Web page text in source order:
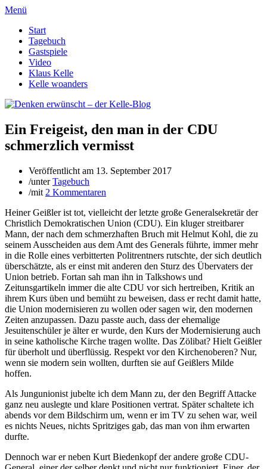
Menü
Start
Tagebuch
Gastspiele
Video
Klaus Kelle
Kelle woanders
Ein Freigeist, den man in der CDU
schmerzlich vermisst
Veröffentlicht am 13. September 2017
/unterTagebuch
/mit 2 Kommentaren
Heiner Geißler ist tot, vielleicht der letzte große Generalsekretär der
Christlich Demokratischen Union (CDU). Ein kluger streitbarer
Mann, der nach dem schmerzhaften Bruch mit Helmut Kohl, die zu
seinem Ausscheiden aus dem Amt des Generals führte, immer mehr
in die Rolle eines verbitterten Politrentners rutschte, der sich deutlich
überschätzte, als er einst mit anderen den Sturz des Übervaters der
Union betrieb. Fortan sah man ihn in Talkshows und
Zeitunsgartikeln immer die alte CDU vor sich hertreiben, Kritik an
ihrem Kurs üben und bemüht zu beweisen, dass er recht damit hatte,
die Union modernisieren zu wollen oder sagen wir, den modernen
Zeiten anzupassen. Dazu passte auch, dass der ehemalige
Jesuitenschüler je älter er wurde, den Kurs der Modernisierung auch
in seine katholische Kirche tragen wollte. Das Zölibat? Hielt Geißler
für überholt und überflüssig. Respekt vor den Kirchenoberen? Nur,
wenn sie modern sein wollten, durften sie auf Geißlers Milde
hoffen.
Als Jungunionist jubelte ich dem Mann zu, der den Begriff Attacke
ganz neu auslegte und klare Positionen vertrat. Später schaltete ich
abends vor dem Bildschirm um, wenn er im TV zu sehen war, weil
es nichts Neues, nichts Spritziges gab, das man von ihm erwarten
durfte.
Dennoch war er neben Kurt Biedenkopf der andere große CDU-